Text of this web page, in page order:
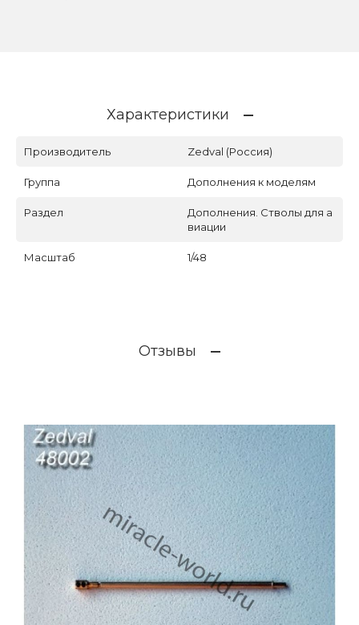
Характеристики
Производитель Zedval (Россия)
Группа Дополнения к моделям
Раздел
Дополнения. Стволы для а
виации
Масштаб 1/48
Отзывы